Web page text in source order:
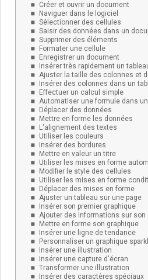
Créer et ouvrir un document
Naviguer dans le logiciel
Sélectionner des cellules
Saisir des données dans un
Supprimer des éléments
Formater une cellule
Enregistrer un document
Insérer très rapidement un
Ajuster la taille des colonnes et
Insérer des colonnes dans un
Effectuer un calcul simple
Automatiser une formule dans
Déplacer des données
Mettre en forme les données
L'alignement des textes
Utiliser les couleurs
Insérer des bordures
Mettre en valeur un titre
Utiliser les mises en forme
Modifier le style des cellules
Utiliser les mises en forme
Déplacer des mises en forme
Ajuster un tableau sur une page
Insérer son premier graphique
Ajouter des informations sur son
Mettre en forme son graphique
Insérer une ligne de tendance
Personnaliser un graphique
Insérer une illustration
Insérer une capture d'écran
Transformer une illustration
Insérer des caractères spéciaux